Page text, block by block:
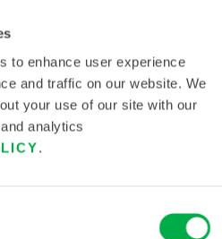
to enhance user experience
and traffic on our website. We
your use of our site with our
analytics
.
DE PROTECCIÓN
DESECHABLE